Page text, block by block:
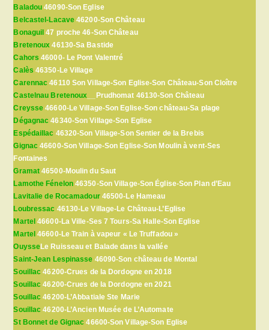
Baladou 46090-Son Eglise
Belcastel-Lacave 46200-Son Château
Bonaguil 47 proche 46-Son Château
Bretenoux 46130-Sa Bastide
Cahors 46000- Le Pont Valentré
Calès 46350-Le Village
Carennac 46110 Son Village-Son Eglise-Son Château-Son Cloître
Castelnau Bretenoux __Prudhomat 46130-Son Château
Creysse 46600-Le Village-Son Eglise-Son château-Sa plage
Dégagnac 46340-Son Village-Son Eglise
Espédaillac 46320-Son Village-Son Sentier de la Brebis
Gignac 46600-Son Village-Son Eglise-Son Moulin à vent-Ses
Fontaines
Gramat 46500-Moulin du Saut
Lamothe Fénelon46350-Son Village-Son Église-Son Plan d’Eau
Lavitalie de Rocamadour46500-Le Hameau
Loubressac 46130-Le Village-Le Château-L’Eglise
Martel 46600-La Ville-Ses 7 Tours-Sa Halle-Son Eglise
Martel 46600-Le Train à vapeur « Le Truffadou »
OuysseLe Ruisseau et Balade dans la vallée
Saint-Jean Lespinasse 46090-Son château de Montal
Souillac 46200-Crues de la Dordogne en 2018
Souillac 46200-Crues de la Dordogne en 2021
Souillac 46200-L’Abbatiale Ste Marie
Souillac 46200-L’Ancien Musée de L’Automate
St Bonnet de Gignac 46600-Son Village-Son Eglise